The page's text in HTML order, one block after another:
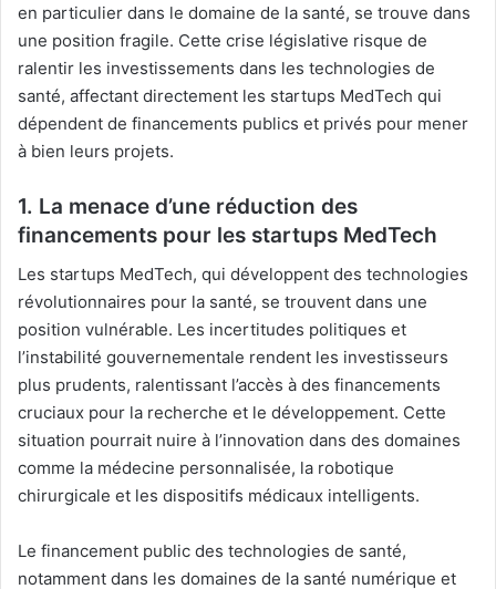
en particulier dans le domaine de la santé, se trouve dans
une position fragile. Cette crise législative risque de
ralentir les investissements dans les technologies de
santé, affectant directement les startups MedTech qui
dépendent de financements publics et privés pour mener
à bien leurs projets.
1. La menace d’une réduction des
financements pour les startups MedTech
Les startups MedTech, qui développent des technologies
révolutionnaires pour la santé, se trouvent dans une
position vulnérable. Les incertitudes politiques et
l’instabilité gouvernementale rendent les investisseurs
plus prudents, ralentissant l’accès à des financements
cruciaux pour la recherche et le développement. Cette
situation pourrait nuire à l’innovation dans des domaines
comme la médecine personnalisée, la robotique
chirurgicale et les dispositifs médicaux intelligents.
Le financement public des technologies de santé,
notamment dans les domaines de la santé numérique et